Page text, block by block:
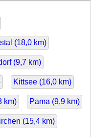
(18,0 km)
(9,7 km)
Kittsee (16,0 km)
km) Pama (9,9 km)
(15,4 km)